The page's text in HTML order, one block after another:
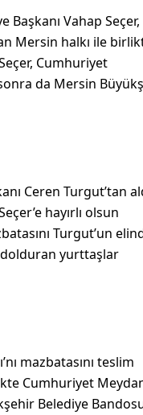
Vahap Seçer,
Mersin halkı ile
Cumhuriyet
da Mersin
Ceren Turgut’tan
hayırlı olsun
Turgut’un
yurttaşlar
mazbatasını teslim
Cumhuriyet
Belediye